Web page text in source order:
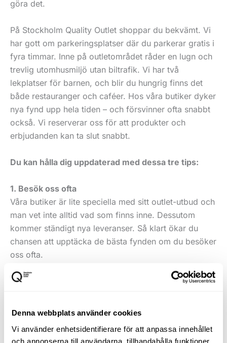
Denna webbplats använder cookies
Vi använder enhetsidentifierare för att anpassa innehållet
och annonserna till användarna, tillhandahålla funktioner
göra det.
På Stockholm Quality Outlet shoppar du bekvämt. Vi
har gott om parkeringsplatser där du parkerar gratis i
fyra timmar. Inne på outletområdet råder en lugn och
trevlig utomhusmiljö utan biltrafik. Vi har två
lekplatser för barnen, och blir du hungrig finns det
både restauranger och caféer. Hos våra butiker dyker
nya fynd upp hela tiden – och försvinner ofta snabbt
också. Vi reserverar oss för att produkter och
erbjudanden kan ta slut snabbt.
Du kan hålla dig uppdaterad med dessa tre tips:
1. Besök oss ofta
Våra butiker är lite speciella med sitt outlet-utbud och
man vet inte alltid vad som finns inne. Dessutom
kommer ständigt nya leveranser. Så klart ökar du
chansen att upptäcka de bästa fynden om du besöker
oss ofta.
2. Ha koll på våra kanaler
som finns att hitta i butikerna. Självklart ska du följa
oss påFacebook,Instagram ochTikTokockså.